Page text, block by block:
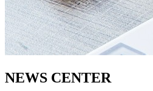
NEWS CENTER